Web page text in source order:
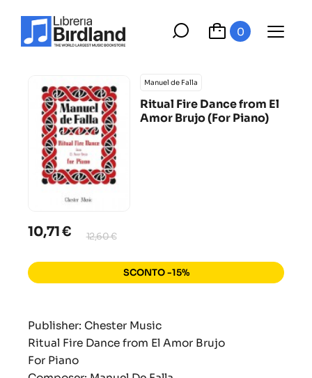
0
Manuel de Falla
Ritual Fire Dance from El
Amor Brujo (For Piano)
10,71 € 12,60 €
SCONTO -15%
Publisher: Chester Music
Ritual Fire Dance from El Amor Brujo
For Piano